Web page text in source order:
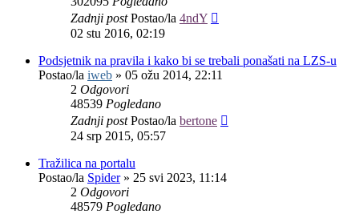
Zadnji postPostao/la 4ndY
02 stu 2016, 02:19
Podsjetnik na pravila i kako bi se trebali ponašati na LZS-u
Postao/la iweb » 05 ožu 2014, 22:11
2 Odgovori
48539 Pogledano
Zadnji postPostao/la bertone
24 srp 2015, 05:57
Tražilica na portalu
Postao/la Spider» 25 svi 2023, 11:14
2 Odgovori
48579 Pogledano